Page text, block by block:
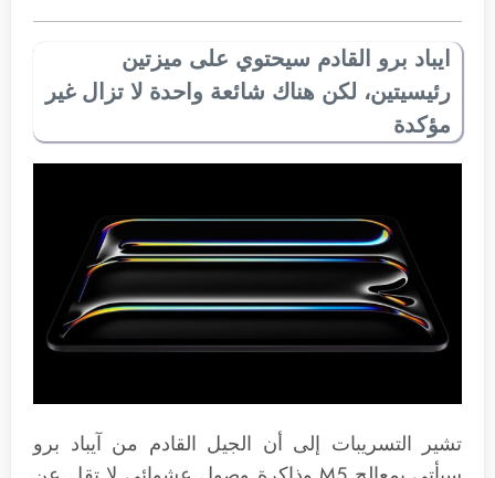
ايباد برو القادم سيحتوي على ميزتين
رئيسيتين، لكن هناك شائعة واحدة لا تزال غير
مؤكدة
تشير التسريبات إلى أن الجيل القادم من آيباد برو